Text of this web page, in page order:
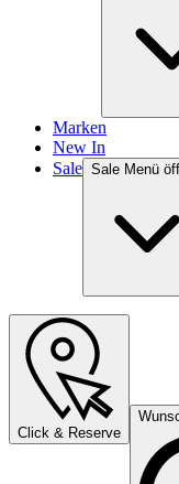
Marken
New In
Sale Sale Menü
Click & Reserve